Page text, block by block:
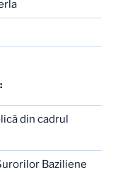
din cadrul
Baziliene